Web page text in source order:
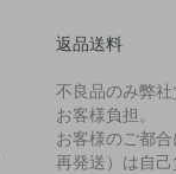
返品送料
不良品のみ弊
お客様負担。
お客様のご都
再発送）は自己